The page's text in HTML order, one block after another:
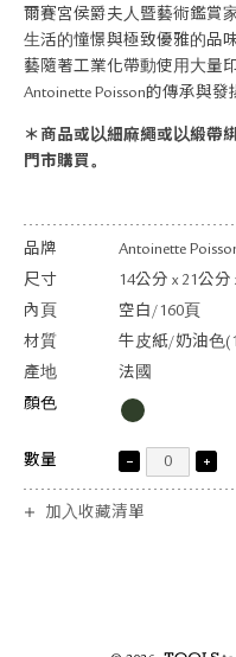
爾賽宮侯爵夫人暨藝術鑑賞
生活的憧憬與極致優雅的品
藝隨著工業化帶動使用大量
Antoinette Poisson的傳承與
＊商品或以細麻繩或以緞帶
門市購買。
品牌
Antoinette
尺寸
14公分 x 21公分
內頁
空白/160頁
材質
牛皮紙/奶油色
產地
法國
顏色
數量
加入收藏清單